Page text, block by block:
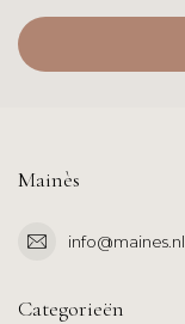
Mainès
info@maines.nl
Categorieën